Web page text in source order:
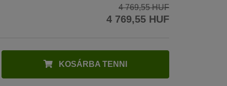
4 769,55 HUF
4 769,55 HUF
KOSÁRBA TENNI